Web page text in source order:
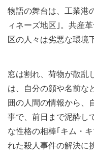
物語の舞台は、工業港
ィネーズ地区｣。共産
区の人々は劣悪な環境
窓は割れ、荷物が散乱
は、自分の顔や名前な
囲の人間の情報から、
事で、前日まで泥酔し
な性格の相棒｢キム・
れた殺人事件の解決に